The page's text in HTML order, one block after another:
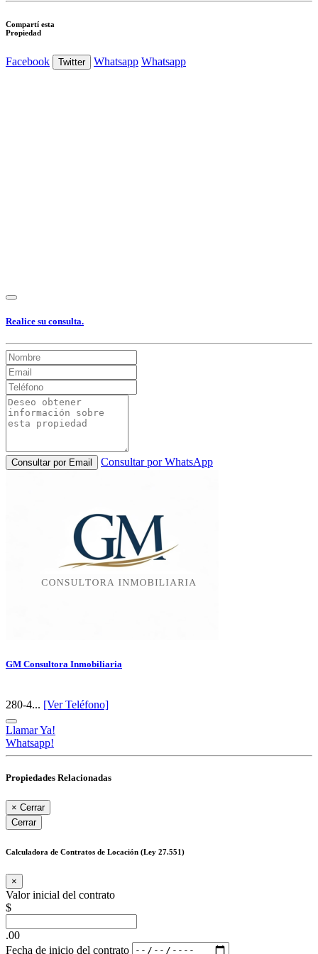
Compartí esta
Propiedad
Facebook Twitter Whatsapp Whatsapp
Realice su consulta.
Consultar por Email Consultar por WhatsApp
GM Consultora Inmobiliaria
280-4... [Ver Teléfono]
Llamar Ya!
Whatsapp!
Propiedades Relacionadas
× Cerrar
Cerrar
Calculadora de Contratos de Locación (Ley 27.551)
×
Valor inicial del contrato
$
.00
Fecha de inicio del contrato